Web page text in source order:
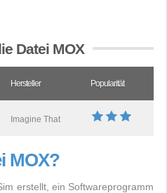
Datei MOX
Hersteller Popularität
Imagine That
MOX?
erstellt, ein Softwareprogramm